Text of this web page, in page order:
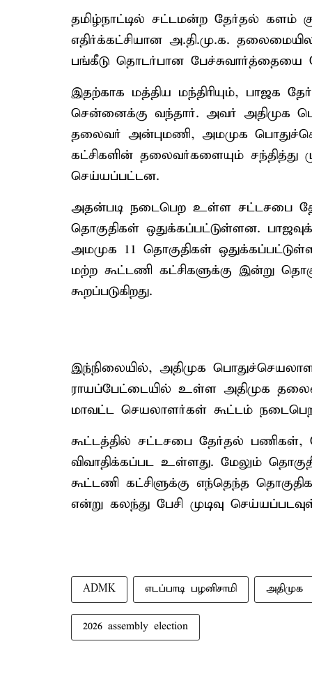
தமிழ்நாட்டில் சட்டமன்ற தேர்தல் களம்
எதிர்க்கட்சியான அ.தி.மு.க.
பங்கீடு தொடர்பான பேச்சுவார்த்தையை
இதற்காக மத்திய மந்திரியும், பாஜக
சென்னைக்கு வந்தார். அவர் அதிமுக
தலைவர் அன்புமணி, அமமுக
கட்சிகளின் தலைவர்களையும் சந்தித்து
செய்யப்பட்டன.
அதன்படி நடைபெற உள்ள சட்டசபை
தொகுதிகள் ஒதுக்கப்பட்டுள்ளன.
அமமுக 11 தொகுதிகள்
மற்ற கூட்டணி கட்சிகளுக்கு இன்று
கூறப்படுகிறது.
இந்நிலையில், அதிமுக
ராயப்பேட்டையில் உள்ள அதிமுக
மாவட்ட செயலாளர்கள் கூட்டம்
கூட்டத்தில் சட்டசபை தேர்தல் பணிகள்,
விவாதிக்கப்பட உள்ளது. மேலும்
கூட்டணி கட்சிளுக்கு எந்தெந்த
என்று கலந்து பேசி முடிவு
ADMK எடப்பாடி பழனிசாமி அதிமுக
2026 assembly election